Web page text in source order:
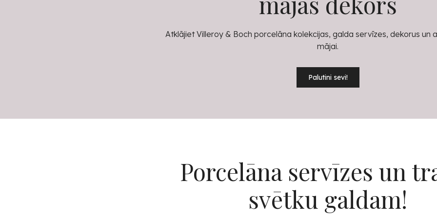
Atklājiet Villeroy & Boch porcelāna kolekcijas, galda servīzes, dekorus un
mājai.
Palutini sevi!
Porcelāna servīzes un
svētku galdam!